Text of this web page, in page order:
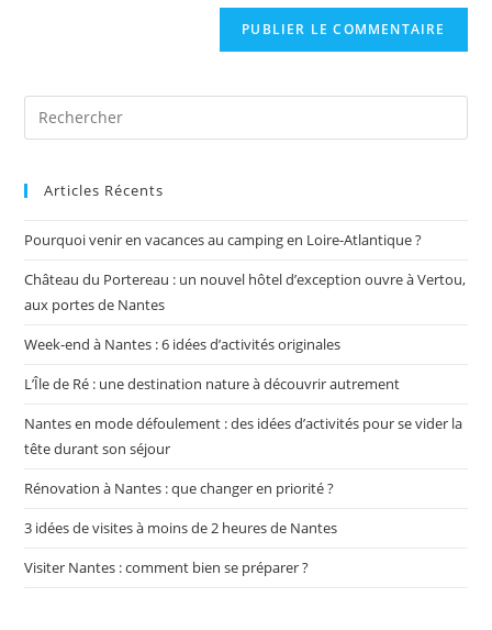
Articles Récents
Pourquoi venir en vacances au camping en Loire-Atlantique ?
Château du Portereau : un nouvel hôtel d’exception ouvre à Vertou,
aux portes de Nantes
Week-end à Nantes : 6 idées d’activités originales
L’Île de Ré : une destination nature à découvrir autrement
Nantes en mode défoulement : des idées d’activités pour se vider la
tête durant son séjour
Rénovation à Nantes : que changer en priorité ?
3 idées de visites à moins de 2 heures de Nantes
Visiter Nantes : comment bien se préparer ?